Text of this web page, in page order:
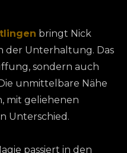
bringt Nick
der Unterhaltung. Das
sondern auch
unmittelbare Nähe
mit geliehenen
Unterschied.
passiert in den